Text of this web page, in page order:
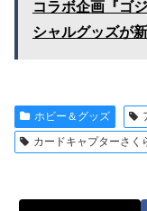
コラボ企画『ゴ
シャルグッズが
ホビー＆グッズ
カードキャプターさく